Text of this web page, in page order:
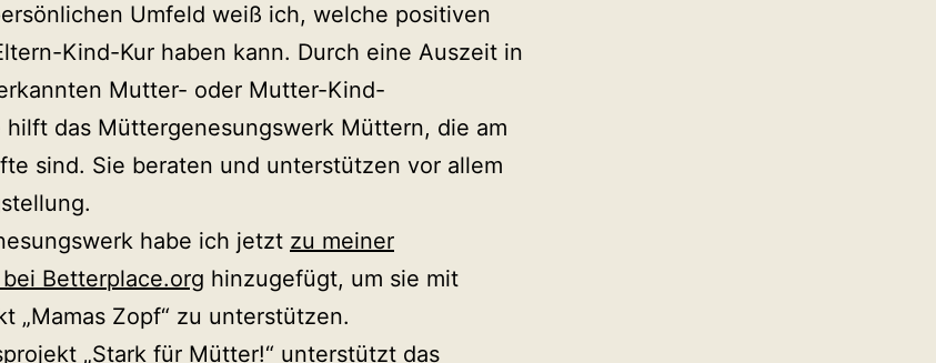
Umfeld weiß ich, welche positiven
Kind-Kur haben kann. Durch eine Auszeit in
Mutter- oder Mutter-Kind-
hilft das Müttergenesungswerk Müttern, die am
sind. Sie beraten und unterstützen vor allem
habe ich jetzt zu meiner
Betterplace.org hinzugefügt, um sie mit
„Mamas Zopf“ zu unterstützen.
„Stark für Mütter!“ unterstützt das